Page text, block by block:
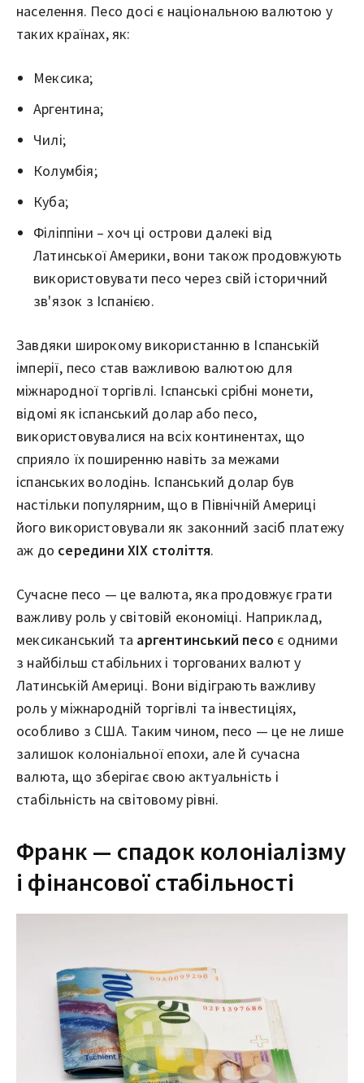
населення. Песо досі є національною валютою у
таких країнах, як:
Мексика;
Аргентина;
Чилі;
Колумбія;
Куба;
Філіппіни – хоч ці острови далекі від
Латинської Америки, вони також продовжують
використовувати песо через свій історичний
зв'язок з Іспанією.
Завдяки широкому використанню в Іспанській
імперії, песо став важливою валютою для
міжнародної торгівлі. Іспанські срібні монети,
відомі як іспанський долар або песо,
використовувалися на всіх континентах, що
сприяло їх поширенню навіть за межами
іспанських володінь. Іспанський долар був
настільки популярним, що в Північній Америці
його використовували як законний засіб платежу
аж до середини XIX століття.
Сучасне песо — це валюта, яка продовжує грати
важливу роль у світовій економіці. Наприклад,
мексиканський та аргентинський песо є одними
з найбільш стабільних і торгованих валют у
Латинській Америці. Вони відіграють важливу
роль у міжнародній торгівлі та інвестиціях,
особливо з США. Таким чином, песо — це не лише
залишок колоніальної епохи, але й сучасна
валюта, що зберігає свою актуальність і
стабільність на світовому рівні.
Франк — спадок колоніалізму
і фінансової стабільності